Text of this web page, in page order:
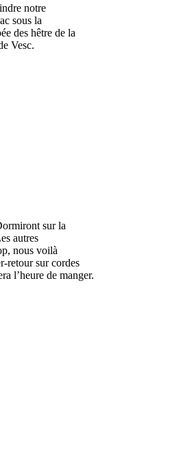
notre
sous la
des hêtre de la
Vesc.
sur la
autres
nous voilà
retour sur cordes
l’heure de manger.